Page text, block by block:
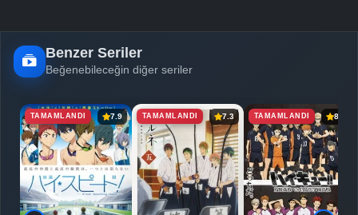
Benzer Seriler
Beğenebileceğin diğer seriler
TAMAMLANDI 7.9 TAMAMLANDI 7.3 TAMAMLANDI 8.8